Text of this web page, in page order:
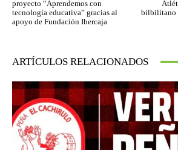
proyecto “Aprendemos con
tecnología educativa” gracias al
apoyo de Fundación Ibercaja
bilbilitano
ARTÍCULOS RELACIONADOS